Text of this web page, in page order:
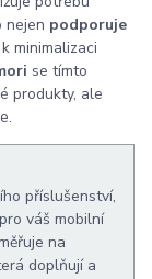
nejen podporuje
minimalizaci
se tímto
produkty, ale
příslušenství,
váš mobilní
na
doplňují a